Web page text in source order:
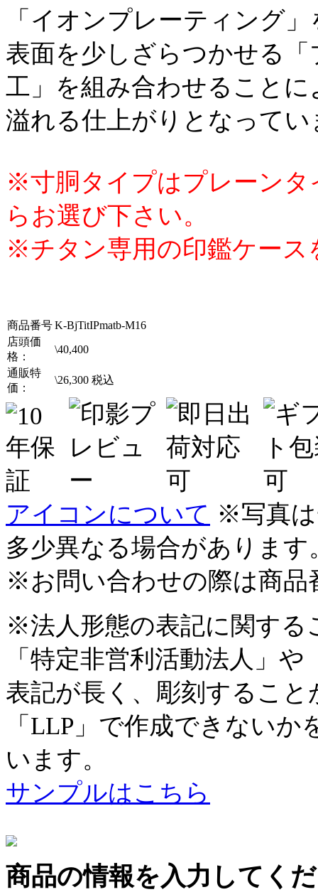
「イオンプレーティング
表面を少しざらつかせる
工」を組み合わせること
溢れる仕上がりとなってい
※寸胴タイプはプレーン
らお選び下さい。
※チタン専用の印鑑ケース
商品番号K-BjTitIPmatb-M16
店頭価
格：
\40,400
通販特
価：
\26,300 税込
アイコンについて ※写真
多少異なる場合があります
※お問い合わせの際は商品
※法人形態の表記に関する
「特定非営利活動法人」
表記が長く、彫刻するこ
「LLP」で作成できない
います。
サンプルはこちら
商品の情報を入力してく